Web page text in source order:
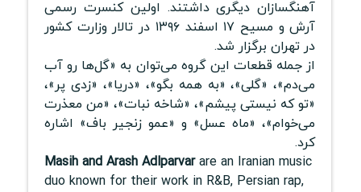
آهنگسازان دیگری داشتند. اولین کنسرت رسمی
آرش و مسیح ۱۷ اسفند ۱۳۹۶ در تالار وزارت کشور
در تهران برگزار شد.
از جمله قطعات این گروه می‌توان به «گل‌ها رو آب
می‌دم»، «گلی»، «به همه بگو»، «دریا»، «زدی پر»،
«تو که نیستی پیشم»، «شاخه نبات»، «من معذرت
می‌خوام»، «ماه عسل» و «عمو زنجیر باف» اشاره
کرد.
Masih and Arash Adlparvarare an Iranian music
duo known for their work in R&B, Persian rap,